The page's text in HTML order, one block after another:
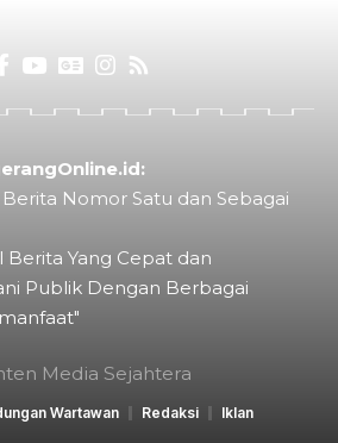
Nomor Satu dan Sebagai
Berita Yang Cepat dan
Publik Dengan Berbagai
Media Sejahtera
Wartawan Redaksi Iklan